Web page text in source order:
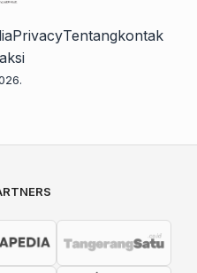
PrivacyTentangkontak